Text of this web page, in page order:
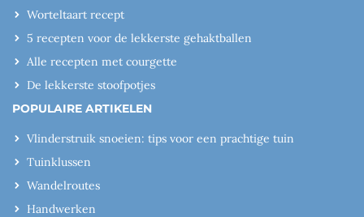
Worteltaart recept
5 recepten voor de lekkerste gehaktballen
Alle recepten met courgette
De lekkerste stoofpotjes
POPULAIRE ARTIKELEN
Vlinderstruik snoeien: tips voor een prachtige tuin
Tuinklussen
Wandelroutes
Handwerken